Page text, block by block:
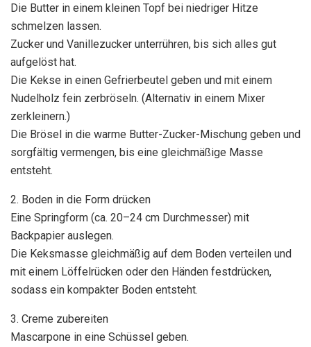
Die Butter in einem kleinen Topf bei niedriger Hitze
schmelzen lassen.
Zucker und Vanillezucker unterrühren, bis sich alles gut
aufgelöst hat.
Die Kekse in einen Gefrierbeutel geben und mit einem
Nudelholz fein zerbröseln. (Alternativ in einem Mixer
zerkleinern.)
Die Brösel in die warme Butter-Zucker-Mischung geben und
sorgfältig vermengen, bis eine gleichmäßige Masse
entsteht.
2. Boden in die Form drücken
Eine Springform (ca. 20–24 cm Durchmesser) mit
Backpapier auslegen.
Die Keksmasse gleichmäßig auf dem Boden verteilen und
mit einem Löffelrücken oder den Händen festdrücken,
sodass ein kompakter Boden entsteht.
3. Creme zubereiten
Mascarpone in eine Schüssel geben.